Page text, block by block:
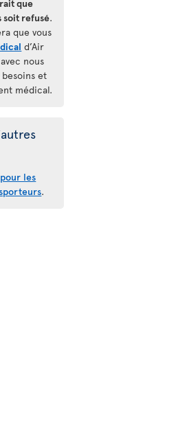
que
soit refusé.
que vous
d’Air
nous
et
médical.
les
.